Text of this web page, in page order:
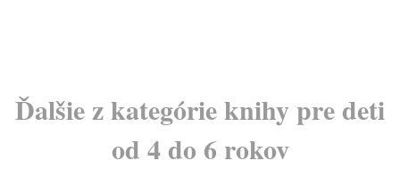
Ďalšie z kategórie knihy pre deti
od 4 do 6 rokov